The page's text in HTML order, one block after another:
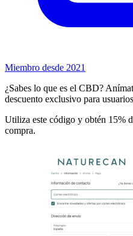
Miembro desde 2021
¿Sabes lo que es el CBD?
descuento exclusivo para
Utiliza este código y obtén 15%
compra.